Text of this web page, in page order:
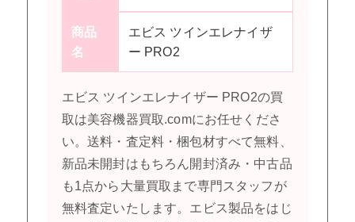
商品
名
エビス ツインエレナイザ
ー PRO2
エビス ツインエレナイザー PRO2の買
取は美容機器買取.comにお任せくださ
い。送料・査定料・梱包材すべて無料、
新品未開封はもちろん開封済み・中古品
も1点から大量買取まで専門スタッフが
無料査定いたします。エビス製品をはじ